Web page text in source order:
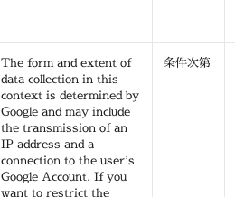
The form and extent of
data collection in this
context is determined by
Google and may include
the transmission of an
IP address and a
connection to the user’s
Google Account. If you
want to restrict the
条件次第